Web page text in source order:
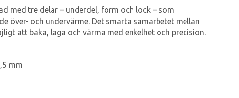
med tre delar – underdel, form och lock – som
över- och undervärme. Det smarta samarbetet mellan
att baka, laga och värma med enkelhet och precision.
mm